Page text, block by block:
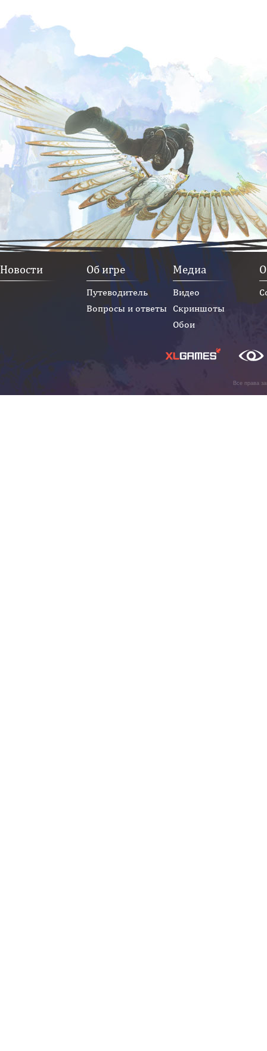
Новости Об игре
Путеводитель
Вопросы и ответы
Медиа
Видео
Скриншоты
Обои
Все права